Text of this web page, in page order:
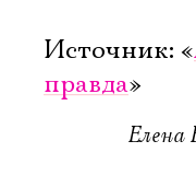
Источник: «
правда»
Елена